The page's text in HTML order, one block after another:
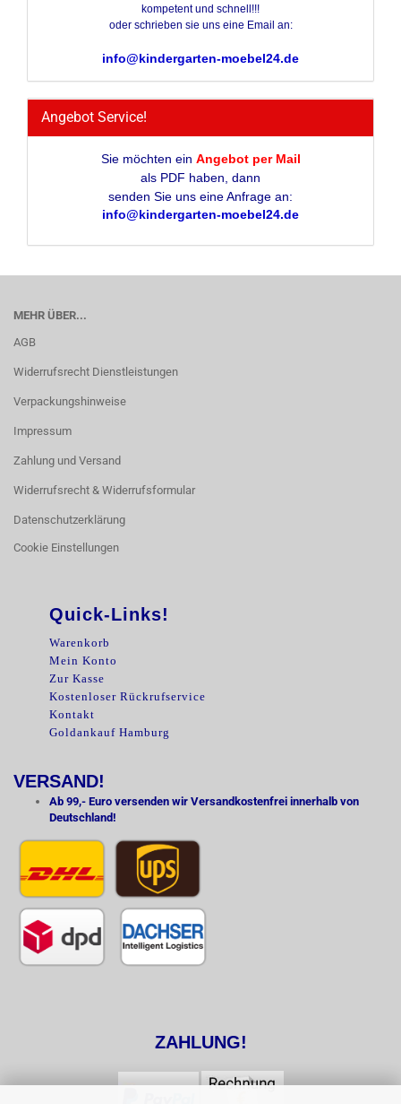
kompetent und schnell!!!
oder schrieben sie uns eine Email an:
info@kindergarten-moebel24.de
Angebot Service!
Sie möchten ein Angebot per Mail
als PDF haben, dann
senden Sie uns eine Anfrage an:
info@kindergarten-moebel24.de
MEHR ÜBER...
AGB
Widerrufsrecht Dienstleistungen
Verpackungshinweise
Impressum
Zahlung und Versand
Widerrufsrecht & Widerrufsformular
Datenschutzerklärung
Cookie Einstellungen
Quick-Links!
Warenkorb
Mein Konto
Zur Kasse
Kostenloser Rückrufservice
Kontakt
Goldankauf Hamburg
VERSAND!
Ab 99,- Euro versenden wir Versandkostenfrei innerhalb von
Deutschland!
ZAHLUNG!